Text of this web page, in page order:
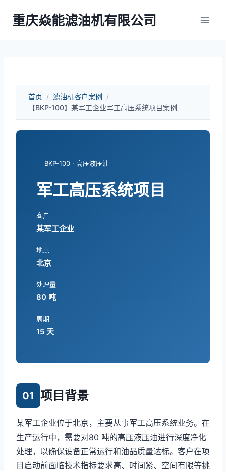
重庆焱能滤油机有限公司
首页 / 滤油机客户案例 /
【BKP-100】某军工企业军工高压系统项目案例
BKP-100 · 高压液压油
军工高压系统项目
客户
某军工企业
地点
北京
处理量
80 吨
周期
15 天
01 项目背景
某军工企业位于北京，主要从事军工高压系统业务。在
生产运行中，需要对80 吨的高压液压油进行深度净化
处理，以确保设备正常运行和油品质量达标。客户在项
目启动前面临技术指标要求高、时间紧、空间有限等挑